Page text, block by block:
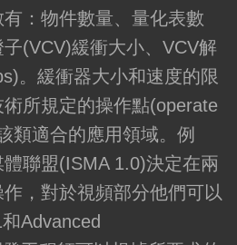
：物件數量、量化表數
(VCV)緩衝大小、VCV解
。緩衝器大小和速度的限
所規定的操作點(operate
類適合的應用領域。例
聯盟(ISMA 1.0)決定在兩
，對於視頻部分他們可以
Advanced